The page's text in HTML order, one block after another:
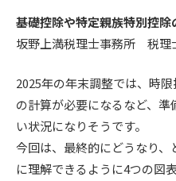
基礎控除や特定親族特別控除
坂野上満税理士事務所 税
2025年の年末調整では、時
の計算が必要になるなど、
い状況になりそうです。
今回は、最終的にどうなり
に理解できるように4つの図